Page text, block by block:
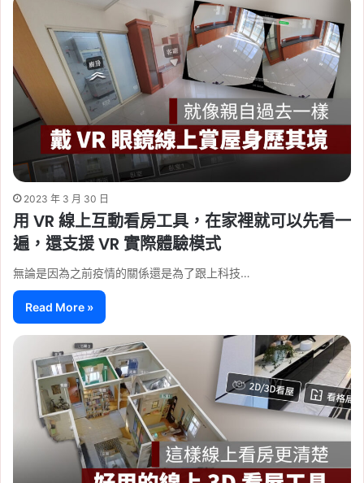
2023 年 3 月 30 日
用 VR 線上互動看房工具，在家裡就可以先看一
遍，還支援 VR 實際體驗模式
無論是因為之前疫情的關係還是為了跟上科技…
Read More »